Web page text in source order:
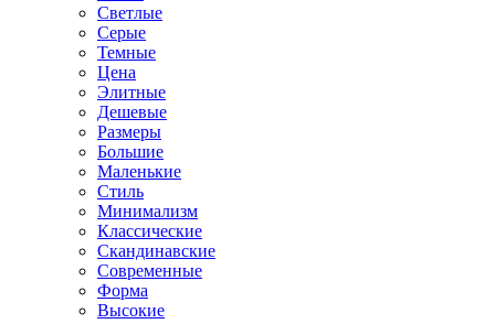
Светлые
Серые
Темные
Цена
Элитные
Дешевые
Размеры
Большие
Маленькие
Стиль
Минимализм
Классические
Скандинавские
Современные
Форма
Высокие